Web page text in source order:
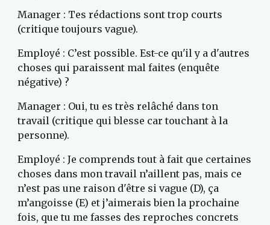
Manager : Tes rédactions sont trop courts
(critique toujours vague).
Employé : C’est possible. Est-ce qu'il y a d'autres
choses qui paraissent mal faites (enquête
négative) ?
Manager : Oui, tu es très relâché dans ton
travail (critique qui blesse car touchant à la
personne).
Employé : Je comprends tout à fait que certaines
choses dans mon travail n’aillent pas, mais ce
n’est pas une raison d'être si vague (D), ça
m’angoisse (E) et j’aimerais bien la prochaine
fois, que tu me fasses des reproches concrets